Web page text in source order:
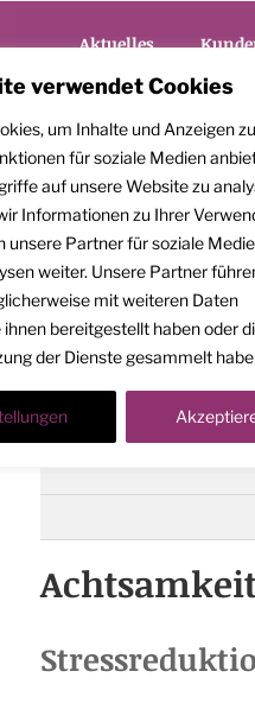
verwendet Cookies
um Inhalte und Anzeigen zu
für soziale Medien
auf unsere Website zu
Informationen zu Ihrer
unsere Partner für soziale
weiter. Unsere Partner
mit weiteren Daten
bereitgestellt haben oder
der Dienste gesammelt
Aktuelles